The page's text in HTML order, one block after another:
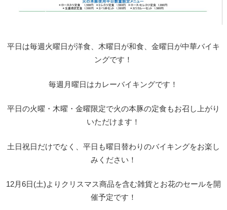
平日は毎週火曜日が洋食、木曜日が和食、金曜日が中華バイキ
ングです！
毎週月曜日はカレーバイキングです！
平日の火曜・木曜・金曜限定で火の本豚の定食もお召し上がり
いただけます！
土日祝日だけでなく、平日も曜日替わりのバイキングをお楽し
みください！
12月6日(土)よりクリスマス商品を含む雑貨とお花のセールを開
催予定です！